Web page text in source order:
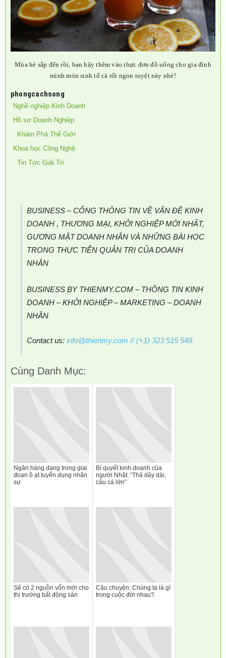
Mùa hè sắp đến rồi, bạn hãy thêm vào thực đơn đồ uống cho gia đình
mình món sinh tố cà rốt ngon tuyệt này nhé!
phongcachsong
Nghề nghiệp Kinh Doanh
Hồ sơ Doanh Nghiệp
Khám Phá Thế Giới
Khoa học Công Nghệ
Tin Tức Giải Trí
BUSINESS – CỔNG THÔNG TIN VỀ VẤN ĐỀ KINH
DOANH , THƯƠNG MẠI, KHỞI NGHIỆP MỚI NHẤT,
GƯƠNG MẶT DOANH NHÂN VÀ NHỮNG BÀI HỌC
TRONG THỰC TIỄN QUẢN TRỊ CỦA DOANH
NHÂN
BUSINESS BY THIENMY.COM – THÔNG TIN KINH
DOANH – KHỞI NGHIỆP – MARKETING – DOANH
NHÂN
Contact us: info@thienmy.com // (+1) 323 515 548
Cùng Danh Mục:
Ngân hàng đang trong giai
đoạn ồ ạt tuyển dụng nhân
sự
Bí quyết kinh doanh của
người Nhật: “Thả dây dài,
câu cá lớn”
Sẽ có 2 nguồn vốn mới cho
thị trường bất động sản
Câu chuyện: Chúng ta là gì
trong cuộc đời nhau?